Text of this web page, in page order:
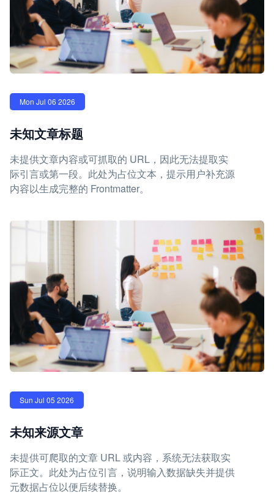
Mon Jul 06 2026
未知文章标题
未提供文章内容或可抓取的 URL，因此无法提取实
际引言或第一段。此处为占位文本，提示用户补充源
内容以生成完整的 Frontmatter。
Sun Jul 05 2026
未知来源文章
未提供可爬取的文章 URL 或内容，系统无法获取实
际正文。此处为占位引言，说明输入数据缺失并提供
元数据占位以便后续替换。